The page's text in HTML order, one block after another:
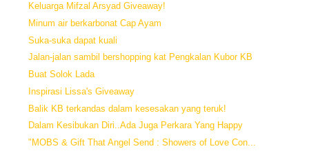
Keluarga Mifzal Arsyad Giveaway!
Minum air berkarbonat Cap Ayam
Suka-suka dapat kuali
Jalan-jalan sambil bershopping kat Pengkalan Kubor KB
Buat Solok Lada
Inspirasi Lissa's Giveaway
Balik KB terkandas dalam kesesakan yang teruk!
Dalam Kesibukan Diri..Ada Juga Perkara Yang Happy
"MOBS & Gift That Angel Send : Showers of Love Con...